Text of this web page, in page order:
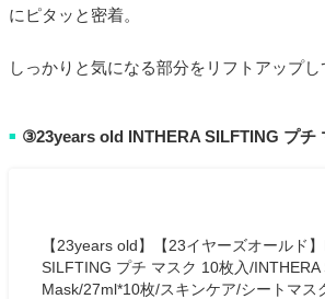
にピタッと密着。
しっかりと気になる部分をリフトアップし
■ ③23years old INTHERA SILFTING プチ
【23years old】【23イヤーズオールド
SILFTING プチ マスク 10枚入/
Mask/27ml*10枚/スキンケア/シートマス